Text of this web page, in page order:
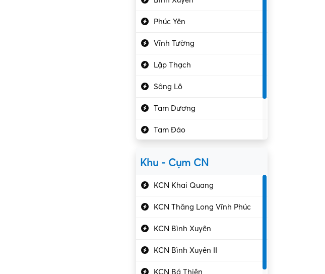
Kiểm soát chất lượng
Kỹ sư cơ khí
Kỹ sư điện
Kỹ thuật cao
Kỹ thuật mạng – IT
Làm bán thời gian
Lao động phổ thông
Phúc Yên
Vĩnh Tường
Lập Thạch
Sông Lô
Tam Dương
Tam Đảo
Khu - Cụm CN
KCN Khai Quang
KCN Thăng Long Vĩnh Phúc
KCN Bình Xuyên
KCN Bình Xuyên II
KCN Bá Thiện